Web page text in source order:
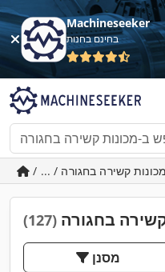
Machineseeker
בחינם בחנות
בחגורה (127)
מסנן